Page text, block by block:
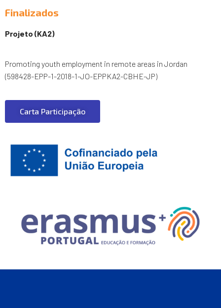
Finalizados
Projeto (KA2)
Promoting youth employment in remote areas in Jordan
(598428-EPP-1-2018-1-JO-EPPKA2-CBHE-JP)
Carta Participação